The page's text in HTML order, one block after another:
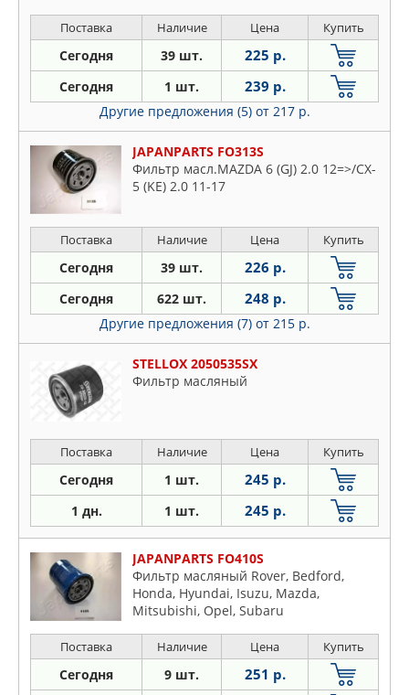
Поставка Наличие Цена Купить
Сегодня 39 шт. 225 р.
Сегодня 1 шт. 239 р.
Другие предложения (5) от 217 р.
JAPANPARTS FO313S
Фильтр масл.MAZDA 6 (GJ) 2.0 12=>/CX-
5 (KE) 2.0 11-17
Поставка Наличие Цена Купить
Сегодня 39 шт. 226 р.
Сегодня 622 шт. 248 р.
Другие предложения (7) от 215 р.
STELLOX 2050535SX
Фильтр масляный
Поставка Наличие Цена Купить
Сегодня 1 шт. 245 р.
1 дн. 1 шт. 245 р.
JAPANPARTS FO410S
Фильтр масляный Rover, Bedford,
Honda, Hyundai, Isuzu, Mazda,
Mitsubishi, Opel, Subaru
Поставка Наличие Цена Купить
Сегодня 9 шт. 251 р.